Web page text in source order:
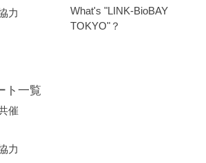
力
ト一覧
催
力
What's "LINK-BioBAY
TOKYO"？